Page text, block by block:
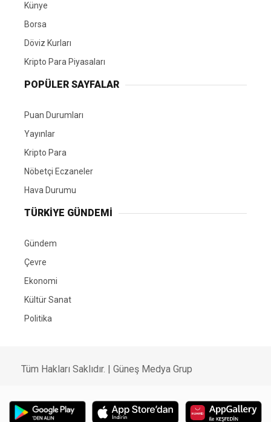
Künye
Borsa
Döviz Kurları
Kripto Para Piyasaları
POPÜLER SAYFALAR
Puan Durumları
Yayınlar
Kripto Para
Nöbetçi Eczaneler
Hava Durumu
TÜRKIYE GÜNDEMI
Gündem
Çevre
Ekonomi
Kültür Sanat
Politika
Tüm Hakları Saklıdır. | Güneş Medya Grup